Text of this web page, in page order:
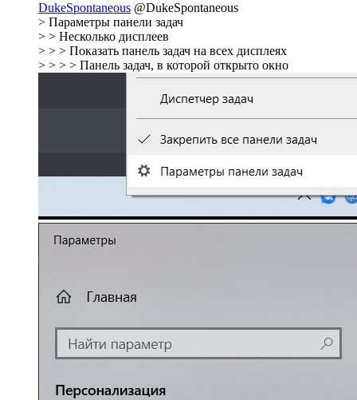
DukeSpontaneous @DukeSpontaneous
> Параметры панели задач
> > Несколько дисплеев
> > > Показать панель задач на всех дисплеях
> > > > Панель задач, в которой открыто окно